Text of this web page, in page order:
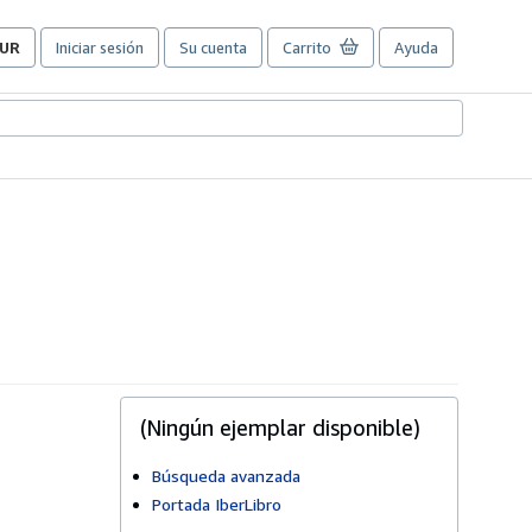
Iniciar sesión Su cuenta Carrito Ayuda
(Ningún ejemplar disponible)
Búsqueda avanzada
Portada IberLibro